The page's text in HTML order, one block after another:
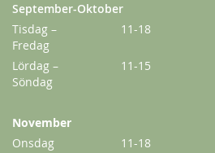
Lykkefund
229,00 kr
Från179,00 kr
September-Oktober
Tisdag –
Fredag
11-18
Lördag –
Söndag
11-15
November
Onsdag
11-18